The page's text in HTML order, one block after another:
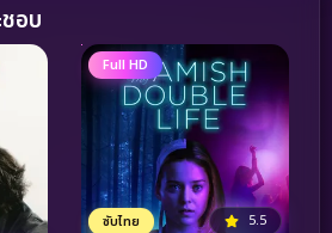
อบ
Full HD
ซับไทย 5.5